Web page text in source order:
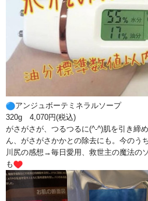
アンジュボーテミネラルソープ
320g 4,070円(税込)
がさがさが、つるつるに(^-^)肌を引き締
ん、 がさがさかかとの除去にも。今のう
川尻の感想→毎日愛用、救世主の魔法のソ
も